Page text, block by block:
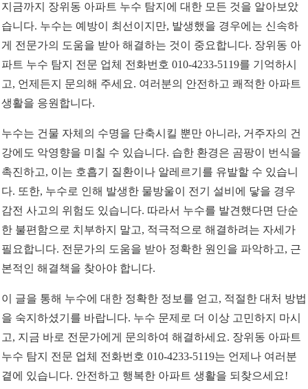
지금까지 장위동 아파트 누수 탐지에 대한 모든 것을 알아보았
습니다. 누수는 예방이 최선이지만, 발생했을 경우에는 신속하
게 전문가의 도움을 받아 해결하는 것이 중요합니다. 장위동 아
파트 누수 탐지 전문 업체 전화번호 010-4233-5119를 기억하시
고, 언제든지 문의해 주세요. 여러분의 안전하고 쾌적한 아파트
생활을 응원합니다.
누수는 건물 자체의 수명을 단축시킬 뿐만 아니라, 거주자의 건
강에도 악영향을 미칠 수 있습니다. 습한 환경은 곰팡이 번식을
촉진하고, 이는 호흡기 질환이나 알레르기를 유발할 수 있습니
다. 또한, 누수로 인해 발생한 물방울이 전기 설비에 닿을 경우
감전 사고의 위험도 있습니다. 따라서 누수를 발견했다면 단순
한 불편함으로 치부하지 말고, 적극적으로 해결하려는 자세가
필요합니다. 전문가의 도움을 받아 정확한 원인을 파악하고, 근
본적인 해결책을 찾아야 합니다.
이 글을 통해 누수에 대한 정확한 정보를 얻고, 적절한 대처 방법
을 숙지하셨기를 바랍니다. 누수 문제로 더 이상 고민하지 마시
고, 지금 바로 전문가에게 문의하여 해결하세요. 장위동 아파트
누수 탐지 전문 업체 전화번호 010-4233-5119는 언제나 여러분
곁에 있습니다. 안전하고 행복한 아파트 생활을 되찾으세요!